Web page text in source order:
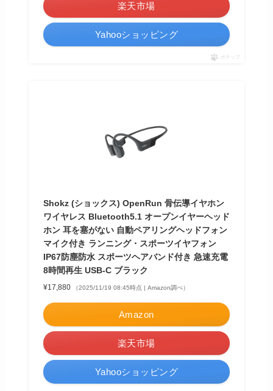
楽天市場
Yahooショッピング
ポチップ
Shokz (ショックス) OpenRun 骨伝導イヤホン
ワイヤレス Bluetooth5.1 オープンイヤーヘッド
ホン 耳を塞がない 自動ペアリングヘッドフォン
マイク付き ランニング・スポーツイヤフォン
IP67防塵防水 スポーツヘアバンド付き 急速充電
8時間再生 USB-C ブラック
¥17,880 （2025/11/19 08:45時点 | Amazon調べ）
Amazon
楽天市場
Yahooショッピング